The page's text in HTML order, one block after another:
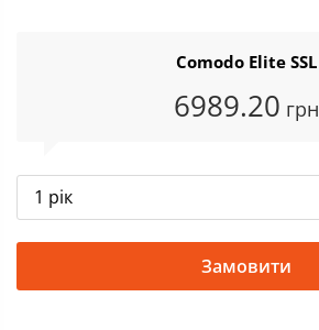
Comodo Elite SSL
6989.20 грн
1 рік
Замовити